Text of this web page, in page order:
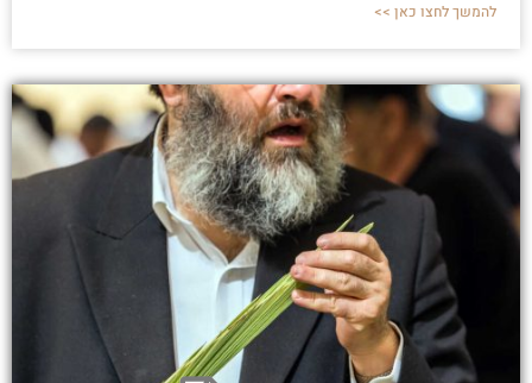
להמשך לחצו כאן >>